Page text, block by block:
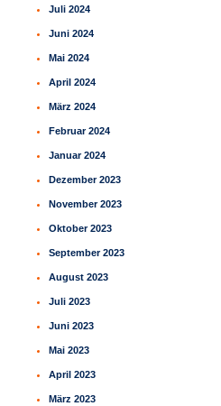
Juli 2024
Juni 2024
Mai 2024
April 2024
März 2024
Februar 2024
Januar 2024
Dezember 2023
November 2023
Oktober 2023
September 2023
August 2023
Juli 2023
Juni 2023
Mai 2023
April 2023
März 2023